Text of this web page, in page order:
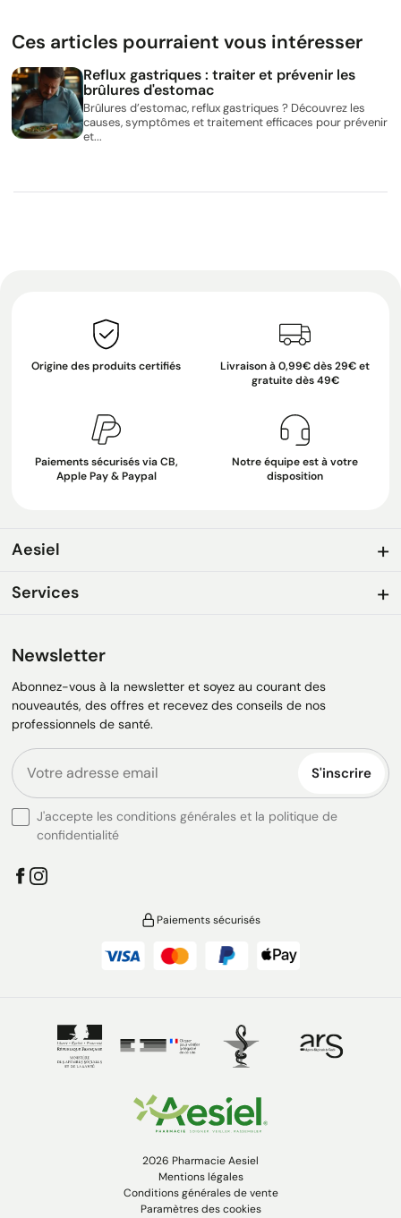
Ces articles pourraient vous intéresser
Reflux gastriques : traiter et prévenir les
brûlures d'estomac
Brûlures d’estomac, reflux gastriques ? Découvrez les
causes, symptômes et traitement efficaces pour prévenir
et...
Origine des produits certifiés
Livraison à 0,99€ dès 29€ et
gratuite dès 49€
Paiements sécurisés via CB,
Apple Pay & Paypal
Notre équipe est à votre
disposition
Aesiel
Services
Newsletter
Abonnez-vous à la newsletter et soyez au courant des
nouveautés, des offres et recevez des conseils de nos
professionnels de santé.
S'inscrire
J'accepte les conditions générales et la politique de
confidentialité
Paiements sécurisés
2026 Pharmacie Aesiel
Mentions légales
Conditions générales de vente
Paramètres des cookies